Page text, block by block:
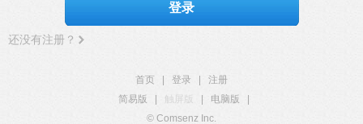
登录
还没有注册？
首页 登录
注册
简易版
触屏版 电脑版
© Comsenz Inc.